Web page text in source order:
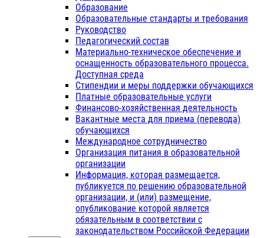
Образование
Образовательные стандарты и требования
Руководство
Педагогический состав
Материально-техническое обеспечение и
оснащенность образовательного процесса.
Доступная среда
Стипендии и меры поддержки обучающихся
Платные образовательные услуги
Финансово-хозяйственная деятельность
Вакантные места для приема (перевода)
обучающихся
Международное сотрудничество
Организация питания в образовательной
организации
Информация, которая размещается,
публикуется по решению образовательной
организации, и (или) размещение,
опубликование которой является
обязательным в соответствии с
законодательством Российской Федерации